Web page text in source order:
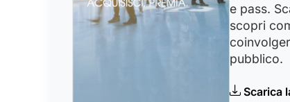
e pass.
scopri
pubblico.
Scarica